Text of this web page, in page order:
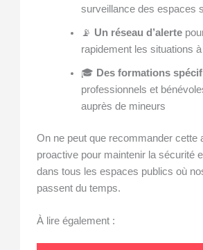
surveillance des espaces
📡 Un réseau d’alerte
rapidement les situations
🎓 Des formations
professionnels et
auprès de mineurs
On ne peut que recommander cette
proactive pour maintenir la sécurité
dans tous les espaces publics où
passent du temps.
À lire également :